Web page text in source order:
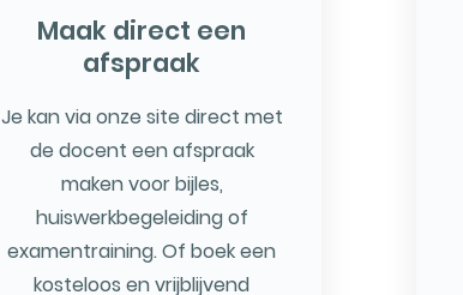
Maak direct een
afspraak
Je kan via onze site direct met
de docent een afspraak
maken voor bijles,
huiswerkbegeleiding of
examentraining. Of boek een
kosteloos en vrijblijvend